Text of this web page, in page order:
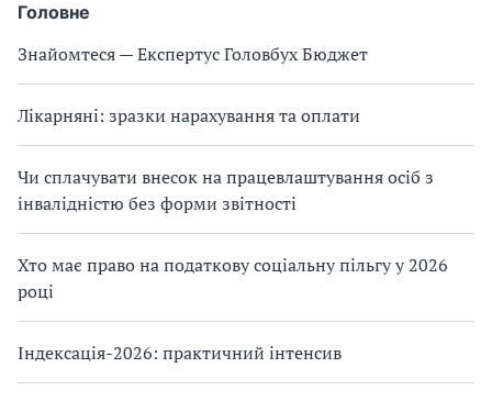
Головне
Знайомтеся — Експертус Головбух Бюджет
Лікарняні: зразки нарахування та оплати
Чи сплачувати внесок на працевлаштування осіб з
інвалідністю без форми звітності
Хто має право на податкову соціальну пільгу у 2026
році
Індексація-2026: практичний інтенсив